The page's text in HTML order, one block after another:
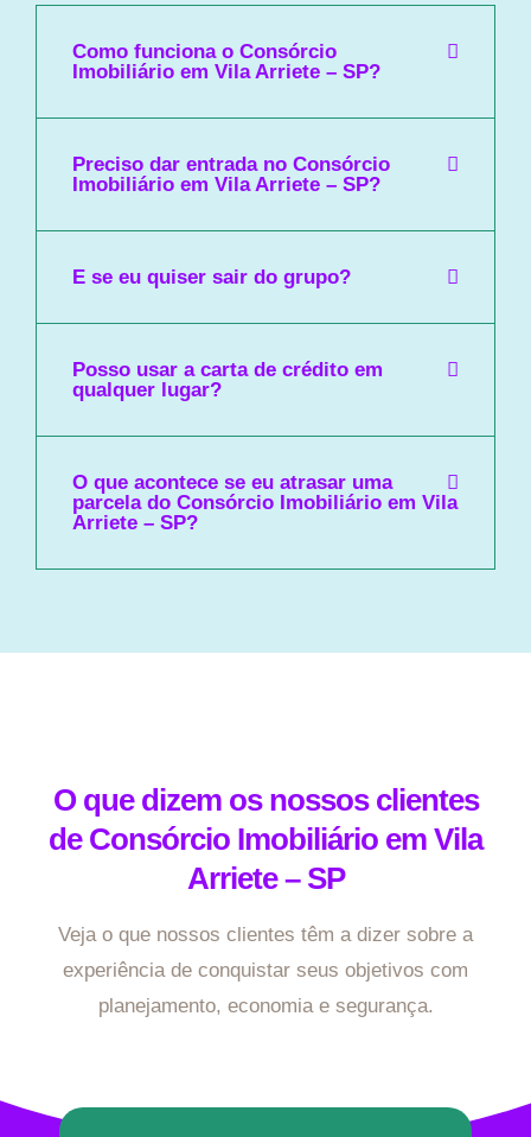
Como funciona o Consórcio
Imobiliário em Vila Arriete – SP?
Preciso dar entrada no Consórcio
Imobiliário em Vila Arriete – SP?
E se eu quiser sair do grupo?
Posso usar a carta de crédito em
qualquer lugar?
O que acontece se eu atrasar uma
parcela do Consórcio Imobiliário em Vila
Arriete – SP?
O que dizem os nossos clientes
de Consórcio Imobiliário em Vila
Arriete – SP
Veja o que nossos clientes têm a dizer sobre a
experiência de conquistar seus objetivos com
planejamento, economia e segurança.